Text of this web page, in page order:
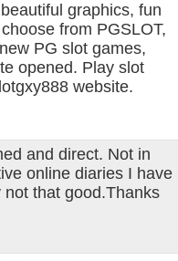
graphics, fun
from PGSLOT,
PG slot games,
opened. Play slot
website.
and direct. Not in
online diaries I have
that good.Thanks